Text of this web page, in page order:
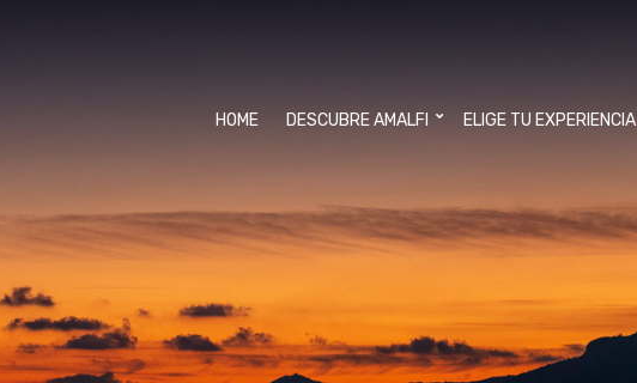
HOME DESCUBRE AMALFI ELIGE TU EXPERIENCIA